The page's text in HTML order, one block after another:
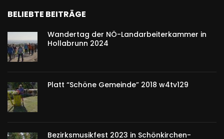
BELIEBTE BEITRÄGE
Wandertag der NÖ-Landarbeiterkammer in
Hollabrunn 2024
Platt “Schöne Gemeinde” 2018 w4tv129
Bezirksmusikfest 2023 in Schönkirchen-